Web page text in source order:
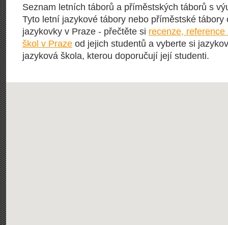
Seznam letních táborů a příměstských táborů s
Tyto letní jazykové tábory nebo příměstské tábory
jazykovky v Praze - přečtěte si recenze,
škol v Praze od jejich studentů a vyberte si
jazyková škola, kterou doporučují její studenti.